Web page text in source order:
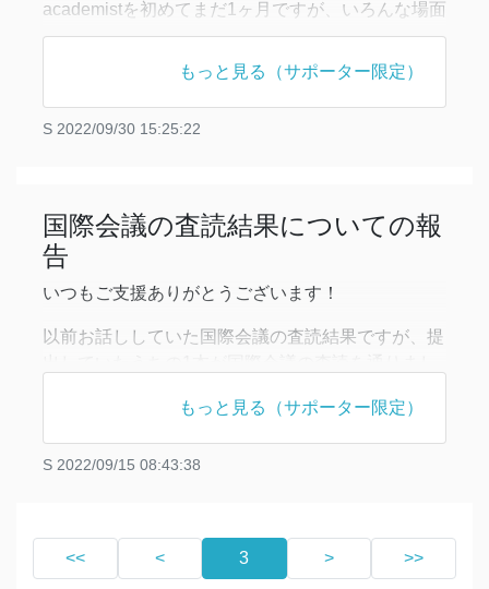
academistを初めてまだ1ヶ月ですが、いろんな場面
で応援してくださっている方々の存在が気持ちの上
でとても力になる場面がありました！
ますので今後ともよろしくお願いします！！
もっと見る（サポーター限定）
S 2022/09/30 15:25:22
国際会議の査読結果についての報
告
いつもご支援ありがとうございます！
以前お話ししていた国際会議の査読結果ですが、提
Processing Systemsという機械学習系の国際会議
取り急ぎ皆さんにご報
もっと見る（サポーター限定）
S 2022/09/15 08:43:38
<< < 3 > >>